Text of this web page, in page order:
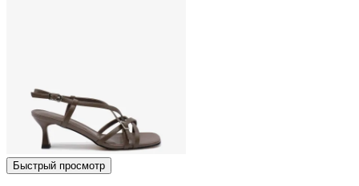
Быстрый просмотр